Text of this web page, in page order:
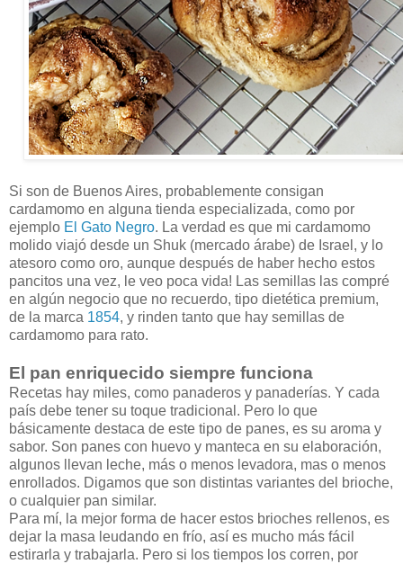
Si son de Buenos Aires, probablemente consigan
cardamomo en alguna tienda especializada, como por
ejemplo El Gato Negro. La verdad es que mi cardamomo
molido viajó desde un Shuk (mercado árabe) de Israel, y lo
atesoro como oro, aunque después de haber hecho estos
pancitos una vez, le veo poca vida! Las semillas las compré
en algún negocio que no recuerdo, tipo dietética premium,
de la marca 1854, y rinden tanto que hay semillas de
cardamomo para rato.
El pan enriquecido siempre funciona
Recetas hay miles, como panaderos y panaderías. Y cada
país debe tener su toque tradicional. Pero lo que
básicamente destaca de este tipo de panes, es su aroma y
sabor. Son panes con huevo y manteca en su elaboración,
algunos llevan leche, más o menos levadora, mas o menos
enrollados. Digamos que son distintas variantes del brioche,
o cualquier pan similar.
Para mí, la mejor forma de hacer estos brioches rellenos, es
dejar la masa leudando en frío, así es mucho más fácil
estirarla y trabajarla. Pero si los tiempos los corren, por